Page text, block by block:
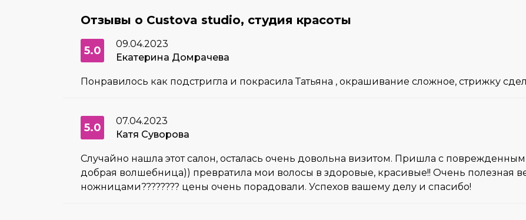
Отзывы о Custova studio, студия красоты
5.0
09.04.2023
Екатерина Домрачева
Понравилось как подстригла и покрасила Татьяна , окрашивание сложное, стрижку
5.0
07.04.2023
Катя Суворова
Случайно нашла этот салон, осталась очень довольна визитом. Пришла с
добрая волшебница)) превратила мои волосы в здоровые, красивые!! Очень полезная
ножницами???????? цены очень порадовали. Успехов вашему делу и спасибо!